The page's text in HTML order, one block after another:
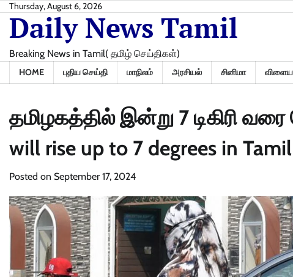
Skip
content
Thursday, August 6, 2026
Daily News Tamil
Breaking News in Tamil( தமிழ் செய்திகள்)
HOME புதிய செய்தி மாநிலம் அரசியல் சினிமா
தமிழகத்தில் இன்று 7 டிகிரி
will rise up to 7 degrees in
Posted on September 17, 2024